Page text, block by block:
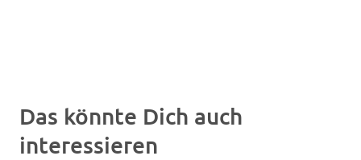
Das könnte Dich auch
interessieren